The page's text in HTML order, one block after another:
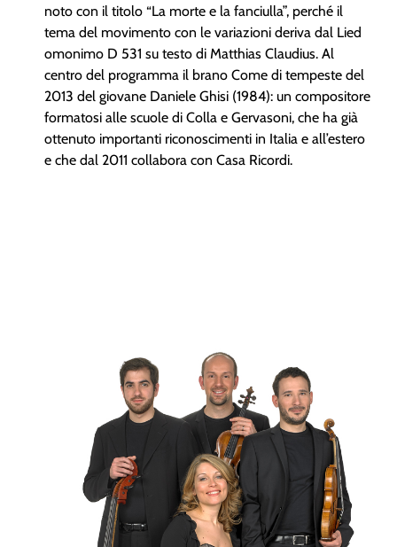
noto con il titolo “La morte e la fanciulla”, perché il
tema del movimento con le variazioni deriva dal Lied
omonimo D 531 su testo di Matthias Claudius. Al
centro del programma il brano Come di tempeste del
2013 del giovane Daniele Ghisi (1984): un compositore
formatosi alle scuole di Colla e Gervasoni, che ha già
ottenuto importanti riconoscimenti in Italia e all’estero
e che dal 2011 collabora con Casa Ricordi.